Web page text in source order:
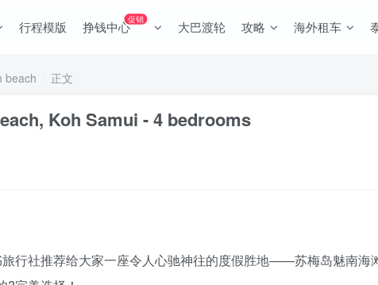
行程模版 挣钱中心促销 大巴渡轮 攻略 海外租车
beach 正文
Koh Samui - 4 bedrooms
行社推荐给大家一座令人心驰神往的度假胜地——苏梅岛魅南海